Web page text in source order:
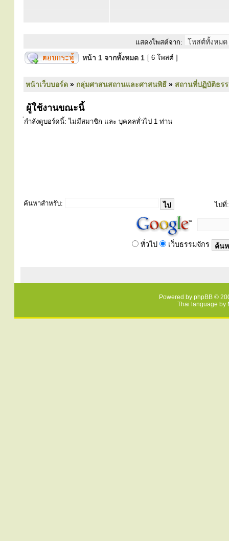
แสดงโพสต์จาก:
หน้า 1 จากทั้งหมด 1 [ 6 โพสต์ ]
หน้าเว็บบอร์ด » กลุ่มศาสนสถานและศาสนพิธี » สถานที่ปฏิบัติธร
ผู้ใช้งานขณะนี้
่กำลังดูบอร์ดนี้: ไม่มีสมาชิก และ บุคคลทั่วไป 1 ท่าน
ค้นหาสำหรับ: ไปที่:
ทั่วไป เว็บธรรมจักร
Powered by phpBB ©
Thai language by